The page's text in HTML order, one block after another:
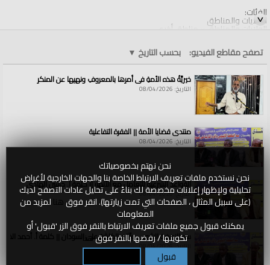
نحن نهتم بخصوصياتك
نحن نستخدم ملفات تعريف الارتباط الخاصة بنا والجهات الخارجية لأغراض
تحليلية ولإظهار إعلانات مخصصة لك بناءً على تحليل عادات التصفح لديك
(على سبيل المثال ، الصفحات التي تمت زيارتها). انقر فوق لمزيد من
المعلومات
يمكنك قبول جميع ملفات تعريف الارتباط بالنقر فوق الزر 'قبول' أو
تكوينها / رفضها بالنقر فوق
قبول
الفئات:
الولايات والمناطق
الولايات والمناطق»مناطق أخرى
قنوات:
الولايات والمناطق
تصفح مقاطع الفيديو: بحسب التاريخ ▼
خيريَّةُ هذه الأمةِ في أمرِها بالمعروفِ ونهيِها عن المنكرِ
التاريخ: 08/04/2026
منتدى قضايا الأمة || الفقرة التفاعلية
التاريخ: 08/04/2026
القواعد الشرعية للتعامل مع الأنهار || كلمة أ. حسين الهادي
التاريخ: 08/04/2026
سد النهضة الاثيوبي وآثاره الكارثية على السودان || كلمة أ. أحمد
التاريخ: 08/04/2026